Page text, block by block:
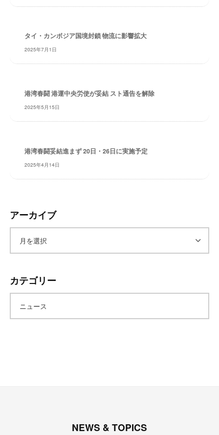
～
タイ・カンボジア国境封鎖 物流に影響拡大
2025年7月1日
港湾春闘 港運中央労使が妥結 スト通告を解除
2025年5月15日
港湾春闘妥結進まず 20日・26日に実施予定
2025年4月14日
アーカイブ
カ
イ
カテゴリー
ニュース
NEWS & TOPICS